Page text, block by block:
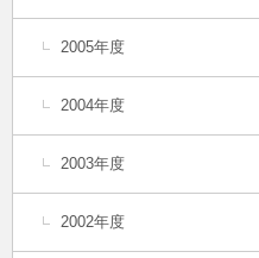
2005年度
2004年度
2003年度
2002年度